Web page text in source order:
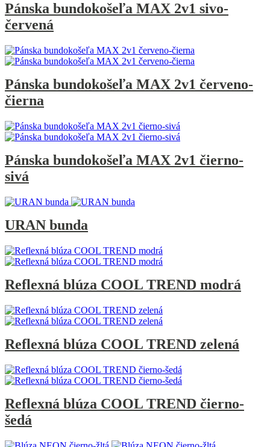
Pánska bundokošeľa MAX 2v1 sivo-
červená
Pánska bundokošeľa MAX 2v1 červeno-
čierna
Pánska bundokošeľa MAX 2v1 čierno-
sivá
URAN bunda
Reflexná blúza COOL TREND modrá
Reflexná blúza COOL TREND zelená
Reflexná blúza COOL TREND čierno-
šedá